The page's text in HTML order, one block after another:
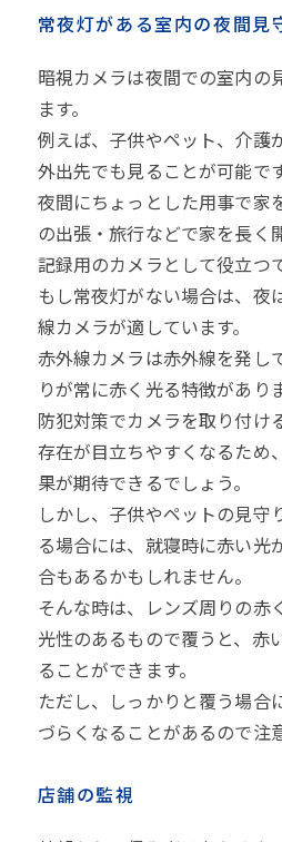
常夜灯がある室内の夜間見
暗視カメラは夜間での室内の
ます。
例えば、子供やペット、介護
外出先でも見ることが可能です
夜間にちょっとした用事で家
の出張・旅行などで家を長く
記録用のカメラとして役立つ
もし常夜灯がない場合は、夜
線カメラが適しています。
赤外線カメラは赤外線を発し
りが常に赤く光る特徴があり
防犯対策でカメラを取り付け
存在が目立ちやすくなるため
果が期待できるでしょう。
しかし、子供やペットの見守
る場合には、就寝時に赤い光
合もあるかもしれません。
そんな時は、レンズ周りの赤
光性のあるもので覆うと、赤
ることができます。
ただし、しっかりと覆う場合
づらくなることがあるので注
店舗の監視